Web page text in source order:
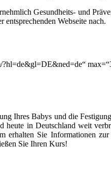
Gesundheits- und
entsprechenden Webseite nach.
Ihres Babys und die
heute in Deutschland weit
erhalten Sie Informationen
Sie Ihren Kurs!